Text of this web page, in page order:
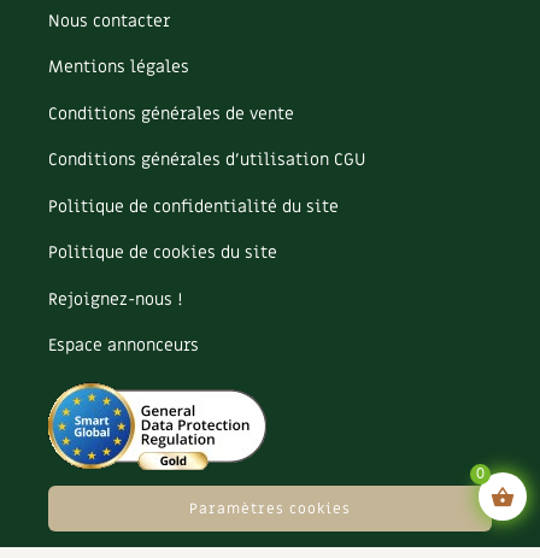
Nous contacter
Mentions légales
Conditions générales de vente
Conditions générales d’utilisation CGU
Politique de confidentialité du site
Politique de cookies du site
Rejoignez-nous !
Espace annonceurs
Paramètres cookies
0